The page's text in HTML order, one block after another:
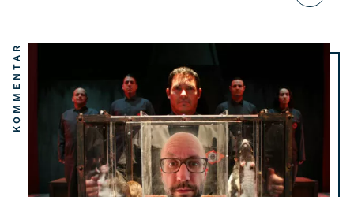
KOMMENTAR